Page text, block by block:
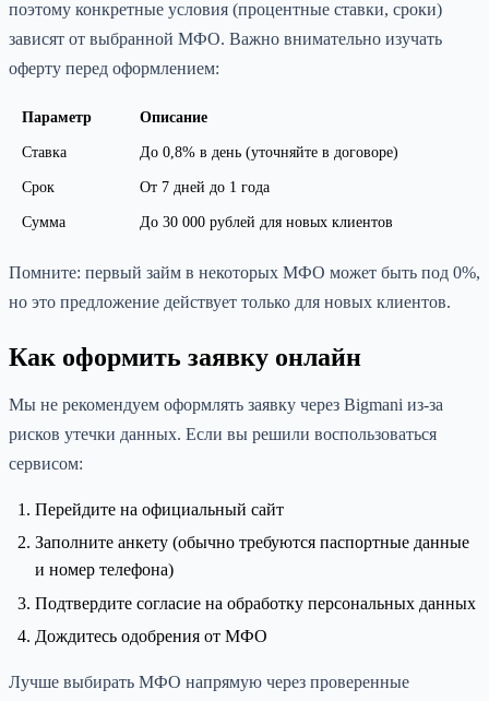
поэтому конкретные условия (процентные ставки, сроки)
зависят от выбранной МФО. Важно внимательно изучать
оферту перед оформлением:
Параметр Описание
Ставка До 0,8% в день (уточняйте в договоре)
Срок От 7 дней до 1 года
Сумма До 30 000 рублей для новых клиентов
Помните: первый займ в некоторых МФО может быть под 0%,
но это предложение действует только для новых клиентов.
Как оформить заявку онлайн
Мы не рекомендуем оформлять заявку через Bigmani из-за
рисков утечки данных. Если вы решили воспользоваться
сервисом:
Перейдите на официальный сайт
Заполните анкету (обычно требуются паспортные данные
и номер телефона)
Подтвердите согласие на обработку персональных данных
Дождитесь одобрения от МФО
Лучше выбирать МФО напрямую через проверенные